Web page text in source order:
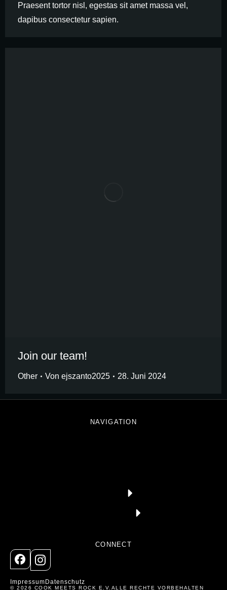
Praesent tortor nisl, egestas sit amet massa vel,
dapibus consectetur sapien.
Join our team!
Other Von ejszanto2025 28. Juni 2024
NAVIGATION
CONNECT
© 2026 COOK MEETS ROCK E.V. ALLE RECHTE VORBEHALTEN
Impressum Datenschutz